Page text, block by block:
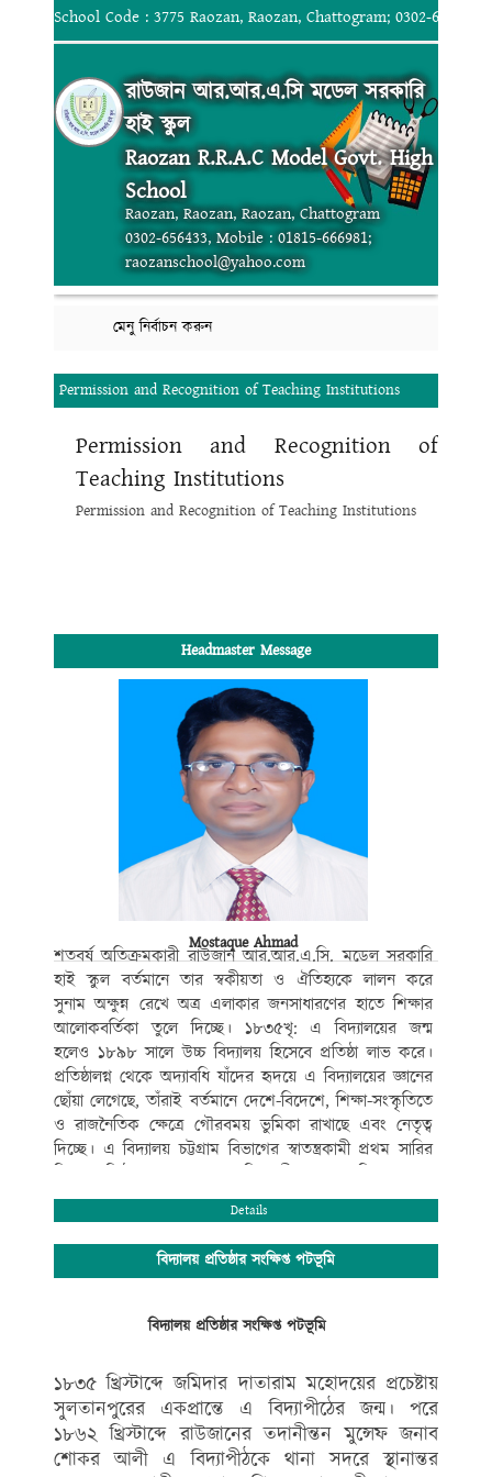
School Code : 3775 Raozan, Raozan, Chattogram; 0302-656433,
রাউজান আর.আর.এ.সি মডেল সরকারি
হাই স্কুল
Raozan R.R.A.C Model Govt. High
School
Raozan, Raozan, Raozan, Chattogram
0302-656433, Mobile : 01815-666981;
raozanschool@yahoo.com
মেনু নির্বাচন করুন
Permission and Recognition of Teaching Institutions
Permission and Recognition of
Teaching Institutions
Permission and Recognition of Teaching Institutions
Headmaster Message
Mostaque Ahmad
শতবর্ষ অতিক্রমকারী রাউজান আর.আর.এ.সি. মডেল সরকারি
হাই স্কুল বর্তমানে তার স্বকীয়তা ও ঐতিহ্যকে লালন করে
সুনাম অক্ষুন্ন রেখে অত্র এলাকার জনসাধারণের হাতে শিক্ষার
আলোকবর্তিকা তুলে দিচ্ছে। ১৮৩৫খৃ: এ বিদ্যালয়ের জন্ম
হলেও ১৮৯৮ সালে উচ্চ বিদ্যালয় হিসেবে প্রতিষ্ঠা লাভ করে।
প্রতিষ্ঠালগ্ন থেকে অদ্যাবধি যাঁদের হৃদয়ে এ বিদ্যালয়ের জ্ঞানের
ছোঁয়া লেগেছে, তাঁরাই বর্তমানে দেশে-বিদেশে, শিক্ষা-সংস্কৃতিতে
ও রাজনৈতিক ক্ষেত্রে গৌরবময় ভুমিকা রাখাছে এবং নেতৃত্ব
দিচ্ছে। এ বিদ্যালয় চট্টগ্রাম বিভাগের স্বাতন্ত্রকামী প্রথম সারির
শিক্ষা প্রতিষ্ঠান গুলোর মধ্যে অতি প্রাচীনতম। এ বিদ্যালয় শুধু
আধুনিক যুগপোযোগী ও মানসম্মত শিক্ষাদানে বিশেষত্ব অর্জনে
সীমাবদ্ধ তা নয়,বই কেন্দ্রিক শিক্ষার পাশাপাশি নৈতিক শিক্ষা,
সহ-পাঠ ক্রমিক শিক্ষাকে অত্যন্ত গুরুত্ব দিয়ে থাকে।
বিদ্যালয়ের সুশৃংখল ও সু-পরিকল্পিত কার্যক্রম ও পদ্ধতিগত
কৃতিত্বের স্বাক্ষর রেখে বিদ্যালয়ের সুনাম বৃদ্ধি করেছে। এরই
ফলে গণপ্রজাতন্ত্রী বাংলাদেশ সরকারের মাননীয় প্রধানমন্ত্রী শেখ
হাসিনা এর যুগান্তকারী পদক্ষেপ প্রত্যেক উপজেলায় মানসম্মত
একটি করে মাধ্যমিক স্কুল সরকারিকরণের ঘোষণানুযায়ী
মান্যবর সাংসদ জনাব
এ .বি. এম. ফজলে করিম চৌধুরী এমপি মহোদয়ের ঐকান্তিক
প্রচেষ্টায় গত ২৪/০৯/১৮ খ্রিঃ তারিখে সরকারিকরণের
Details
বিদ্যালয় প্রতিষ্ঠার সংক্ষিপ্ত পটভূমি
বিদ্যালয় প্রতিষ্ঠার সংক্ষিপ্ত পটভূমি
১৮৩৫ খ্রিস্টাব্দে জমিদার দাতারাম মহোদয়ের প্রচেষ্টায়
সুলতানপুরের একপ্রান্তে এ বিদ্যাপীঠের জন্ম। পরে
১৮৬২ খ্রিস্টাব্দে রাউজানের তদানীন্তন মুন্সেফ জনাব
শোকর আলী এ বিদ্যাপীঠকে থানা সদরে স্থানান্তর